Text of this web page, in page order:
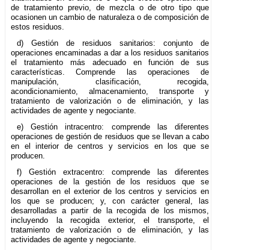
de tratamiento previo, de mezcla o de otro tipo que
ocasionen un cambio de naturaleza o de composición de
estos residuos.
d) Gestión de residuos sanitarios: conjunto de
operaciones encaminadas a dar a los residuos sanitarios
el tratamiento más adecuado en función de sus
características. Comprende las operaciones de
manipulación, clasificación, recogida,
acondicionamiento, almacenamiento, transporte y
tratamiento de valorización o de eliminación, y las
actividades de agente y negociante.
e) Gestión intracentro: comprende las diferentes
operaciones de gestión de residuos que se llevan a cabo
en el interior de centros y servicios en los que se
producen.
f) Gestión extracentro: comprende las diferentes
operaciones de la gestión de los residuos que se
desarrollan en el exterior de los centros y servicios en
los que se producen; y, con carácter general, las
desarrolladas a partir de la recogida de los mismos,
incluyendo la recogida exterior, el transporte, el
tratamiento de valorización o de eliminación, y las
actividades de agente y negociante.